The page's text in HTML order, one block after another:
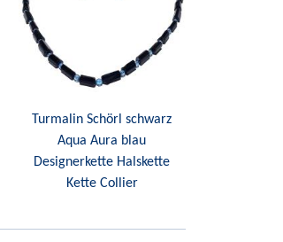
Turmalin Schörl schwarz
Aqua Aura blau
Designerkette Halskette
Kette Collier